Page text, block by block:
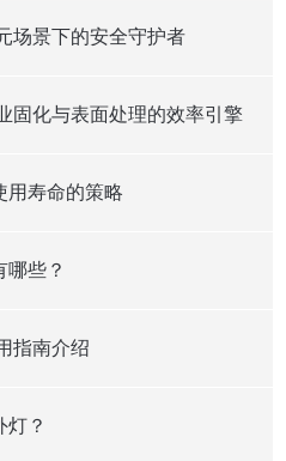
场景下的安全守护者
固化与表面处理的效率引擎
用寿命的策略
哪些？
指南介绍
灯？